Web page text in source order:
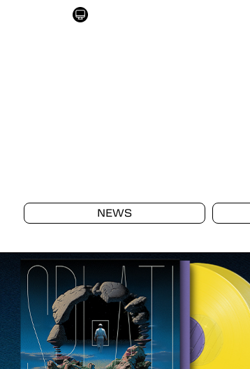
NEWS